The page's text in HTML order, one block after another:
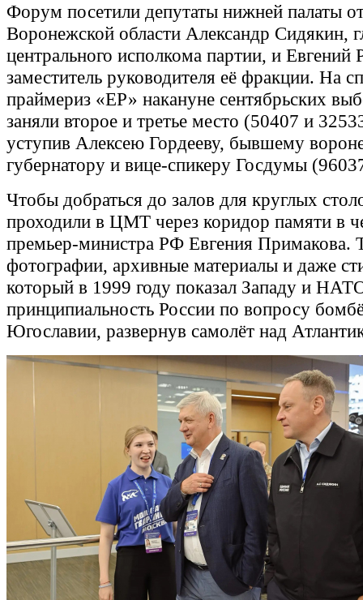
Форум посетили депутаты нижней палаты
Воронежской области Александр Сидякин,
центрального исполкома партии, и Евгений
заместитель руководителя её фракции. На
праймериз «ЕР» накануне сентябрьских
заняли второе и третье место (50407 и
уступив Алексею Гордееву, бывшему
губернатору и вице-спикеру Госдумы
Чтобы добраться до залов для круглых
проходили в ЦМТ через коридор памяти в
премьер-министра РФ Евгения Примакова.
фотографии, архивные материалы и даже
который в 1999 году показал Западу и
принципиальность России по вопросу
Югославии, развернув самолёт над